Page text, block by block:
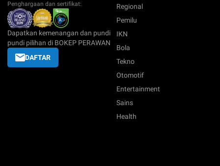
Penghargaan dan sertifikat:
Dapatkan kemenangan dan pundi
pundi pilihan di BOKEP PERAWAN
DAFTAR
Regional
Pemilu
IKN
Bola
Tekno
Otomotif
Entertainment
Sains
Health